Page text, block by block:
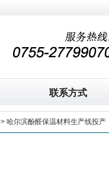
联系方式
> 哈尔滨酚醛保温材料生产线投产